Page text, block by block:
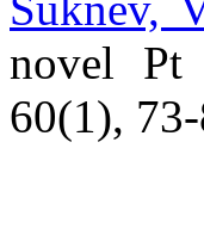
novel Pt
60(1),